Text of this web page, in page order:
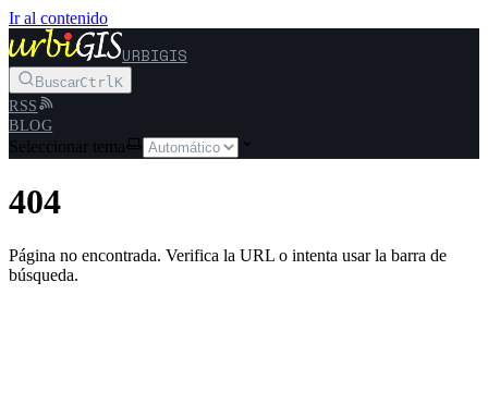
Ir al contenido
URBIGIS
BuscarCtrlK
RSS
BLOG
Seleccionar tema
404
Página no encontrada. Verifica la URL o intenta usar la barra de
búsqueda.